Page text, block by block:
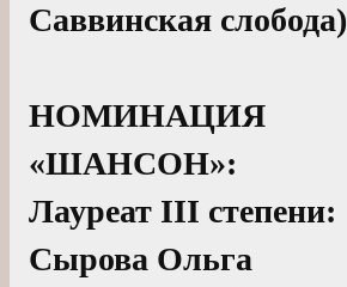
Саввинская слобода)
НОМИНАЦИЯ
«ШАНСОН»:
Лауреат III степени:
Сырова Ольга